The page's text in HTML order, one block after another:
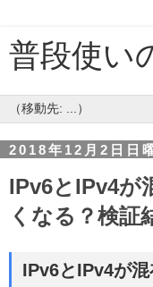
普段使い
2018年12月2日日
IPv6とIPv4が
くなる？検証
IPv6とIPv4が